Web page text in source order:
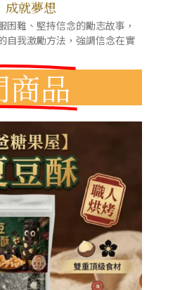
成就夢想
難、堅持信念的勵志故事，
自我激勵方法，強調信念在實
商品